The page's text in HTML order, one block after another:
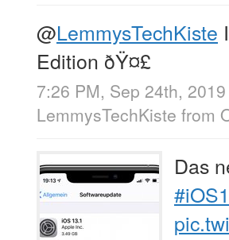
@LemmysTechKiste
Edition ðŸ¤£
7:26 PM, Sep 24th, 2019
LemmysTechKiste from
Das